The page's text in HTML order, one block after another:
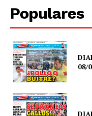
Populares
08/